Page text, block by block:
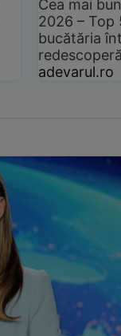
Cea mai
2026 –
bucătăria
adevarul.ro